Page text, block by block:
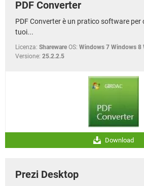
PDF Converter
PDF Converter è un pratico software
tuoi...
Licenza: Shareware OS: Windows 7 Windows 8
Versione: 25.2.2.5
Download
Prezi Desktop